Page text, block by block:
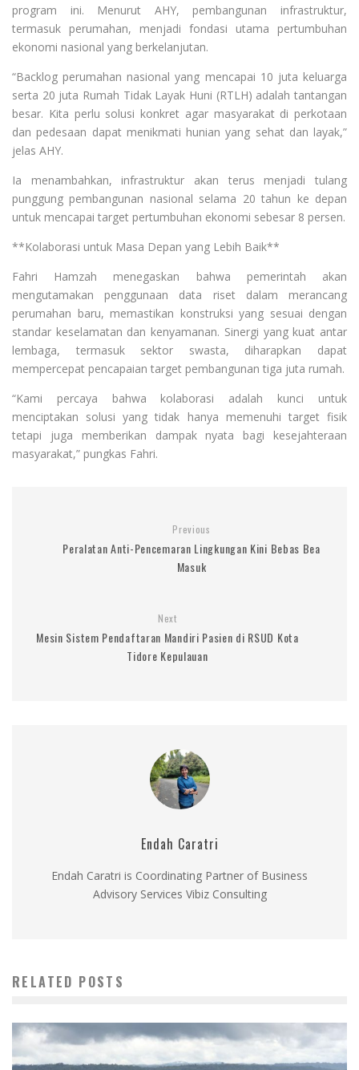
program ini. Menurut AHY, pembangunan infrastruktur,
termasuk perumahan, menjadi fondasi utama pertumbuhan
ekonomi nasional yang berkelanjutan.
“Backlog perumahan nasional yang mencapai 10 juta keluarga
serta 20 juta Rumah Tidak Layak Huni (RTLH) adalah tantangan
besar. Kita perlu solusi konkret agar masyarakat di perkotaan
dan pedesaan dapat menikmati hunian yang sehat dan layak,”
jelas AHY.
Ia menambahkan, infrastruktur akan terus menjadi tulang
punggung pembangunan nasional selama 20 tahun ke depan
untuk mencapai target pertumbuhan ekonomi sebesar 8 persen.
**Kolaborasi untuk Masa Depan yang Lebih Baik**
Fahri Hamzah menegaskan bahwa pemerintah akan
mengutamakan penggunaan data riset dalam merancang
perumahan baru, memastikan konstruksi yang sesuai dengan
standar keselamatan dan kenyamanan. Sinergi yang kuat antar
lembaga, termasuk sektor swasta, diharapkan dapat
mempercepat pencapaian target pembangunan tiga juta rumah.
“Kami percaya bahwa kolaborasi adalah kunci untuk
menciptakan solusi yang tidak hanya memenuhi target fisik
tetapi juga memberikan dampak nyata bagi kesejahteraan
masyarakat,” pungkas Fahri.
Previous
Peralatan Anti-Pencemaran Lingkungan Kini Bebas Bea
Masuk
Next
Mesin Sistem Pendaftaran Mandiri Pasien di RSUD Kota
Tidore Kepulauan
Endah Caratri
Endah Caratri is Coordinating Partner of Business
Advisory Services Vibiz Consulting
RELATED POSTS